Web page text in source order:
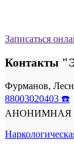
Записаться
Контакты
Фурманов,
88003020403 ☎️
АНОНИМНАЯ